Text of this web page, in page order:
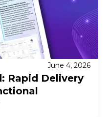
June 4, 2026
Rapid Delivery